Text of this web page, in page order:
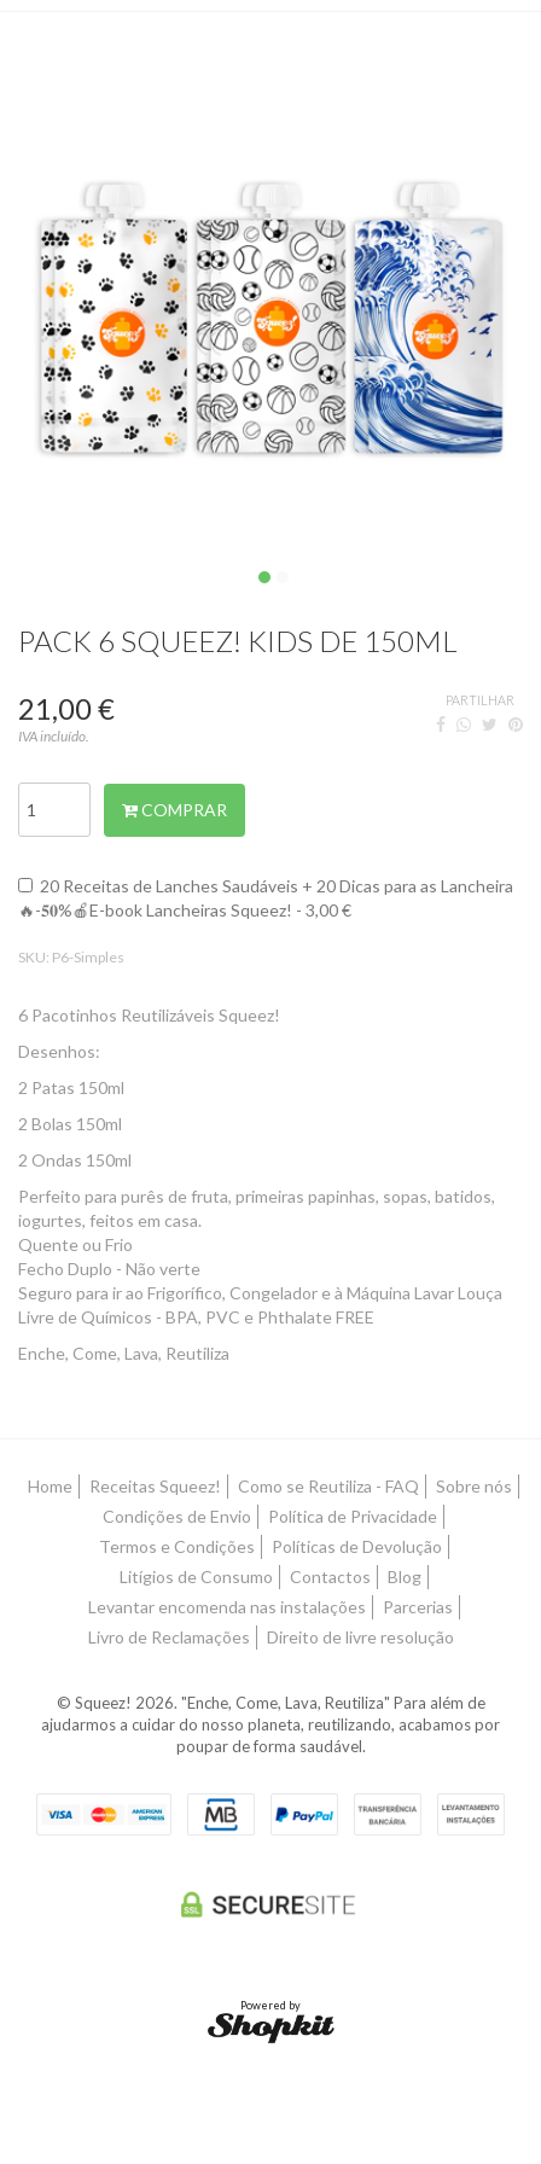
PACK 6 SQUEEZ! KIDS DE 150ML
21,00 €
IVA incluído.
PARTILHAR
COMPRAR
20 Receitas de Lanches Saudáveis + 20 Dicas para as Lancheira
🔥-𝟓𝟎%🍎E-book Lancheiras Squeez! - 3,00 €
SKU: P6-Simples
6 Pacotinhos Reutilizáveis Squeez!
Desenhos:
2 Patas 150ml
2 Bolas 150ml
2 Ondas 150ml
Perfeito para purês de fruta, primeiras papinhas, sopas, batidos,
iogurtes, feitos em casa.
Quente ou Frio
Fecho Duplo - Não verte
Seguro para ir ao Frigorífico, Congelador e à Máquina Lavar Louça
Livre de Químicos - BPA, PVC e Phthalate FREE
Enche, Come, Lava, Reutiliza
Home Receitas Squeez! Como se Reutiliza - FAQ
Sobre nós
Condições de Envio
Política de Privacidade
Termos e Condições
Políticas de Devolução
Litígios de Consumo
Contactos
Blog
Levantar encomenda nas instalações
Parcerias
Livro de Reclamações
Direito de livre resolução
© Squeez! 2026. "Enche, Come, Lava, Reutiliza" Para além de
ajudarmos a cuidar do nosso planeta, reutilizando, acabamos por
poupar de forma saudável.
Powered by